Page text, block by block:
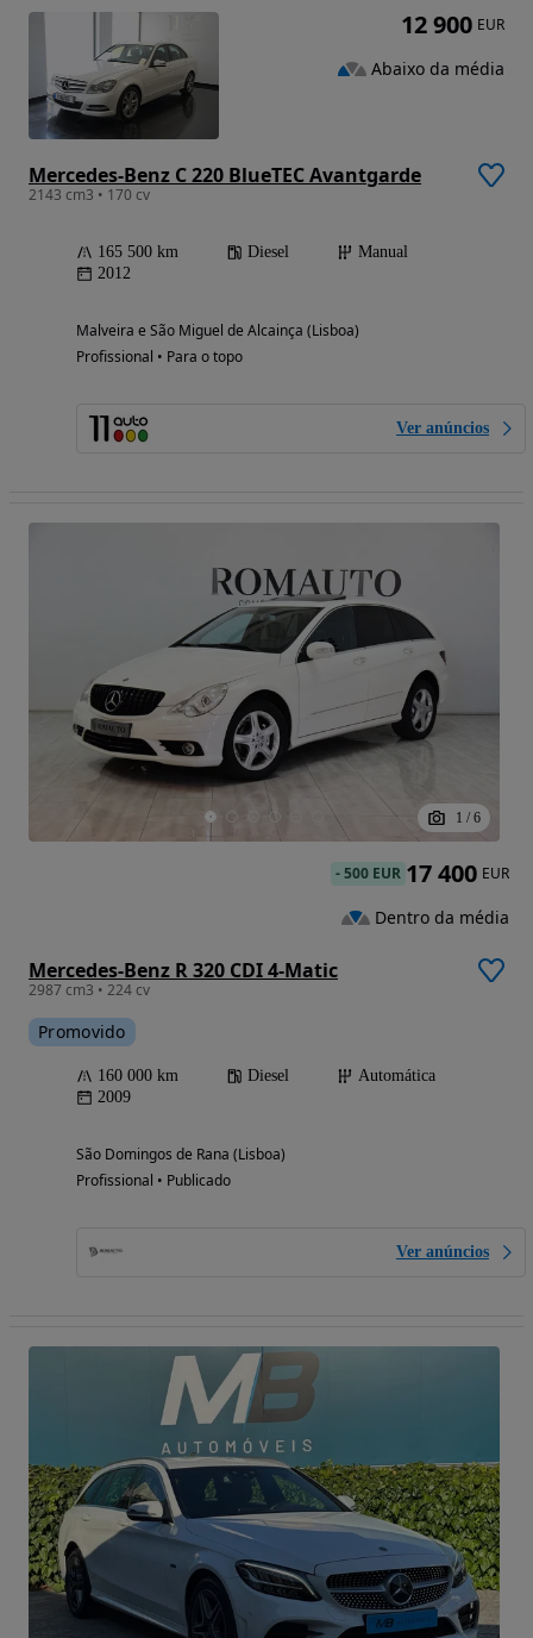
Mercedes-Benz C 220 BlueTEC Avantgarde
2143 cm3 • 170 cv
165 500 km Diesel
Manual
2012
Malveira e São Miguel de Alcainça (Lisboa)
Profissional • Para o topo
Ver anúncios
12 900 EUR
Abaixo da média
1 / 6
Mercedes-Benz R 320 CDI 4-Matic
2987 cm3 • 224 cv
Promovido
160 000 km Diesel
Automática
2009
São Domingos de Rana (Lisboa)
Profissional • Publicado
Ver anúncios
-500 EUR 17 400 EUR
Dentro da média